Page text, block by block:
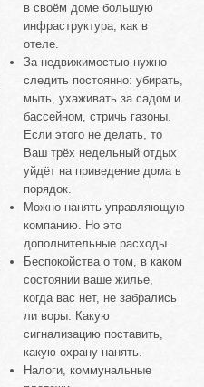
в своём доме большую
инфраструктура, как в
отеле.
За недвижимостью нужно
следить постоянно: убирать,
мыть, ухаживать за садом и
бассейном, стричь газоны.
Если этого не делать, то
Ваш трёх недельный отдых
уйдёт на приведение дома в
порядок.
Можно нанять управляющую
компанию. Но это
дополнительные расходы.
Беспокойства о том, в каком
состоянии ваше жилье,
когда вас нет, не забрались
ли воры. Какую
сигнализацию поставить,
какую охрану нанять.
Налоги, коммунальные